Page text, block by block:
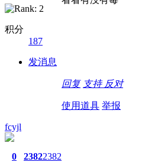
积分
187
发消息
回复 支持 反对
使用道具 举报
fcyjl
0 23822382